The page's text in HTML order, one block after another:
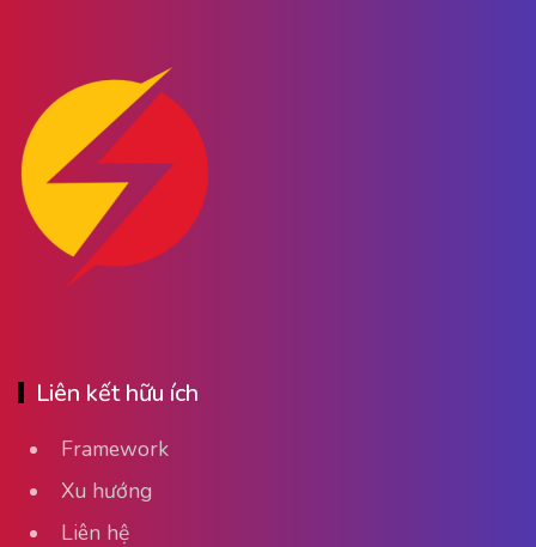
Liên kết hữu ích
Framework
Xu hướng
Liên hệ